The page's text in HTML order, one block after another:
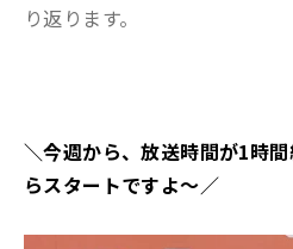
り返ります。
＼今週から、放送時間が1時
らスタートですよ～／